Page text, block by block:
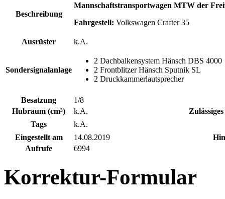
Beschreibung
Mannschaftstransportwagen MTW der
Fahrgestell: Volkswagen Crafter 35
Ausrüster k.A.
Sondersignalanlage
2 Dachbalkensystem Hänsch DBS 4000
2 Frontblitzer Hänsch Sputnik SL
2 Druckkammerlautsprecher
Besatzung
1/8
Hubraum (cm³)
k.A.
Tags
k.A.
Eingestellt am
14.08.2019
Aufrufe
6994
Korrektur-Formular